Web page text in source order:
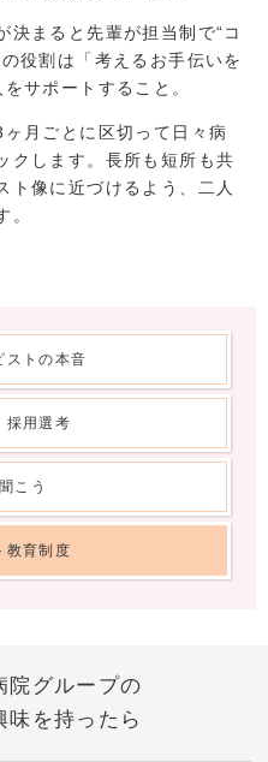
決まると先輩が担当制で“コ
役割は「考えるお手伝いを
サポートすること。
月ごとに区切って日々病
クします。長所も短所も共
ト像に近づけるよう、二人
。
ストの本音
採用選考
こう
教育制度
院グループの
味を持ったら